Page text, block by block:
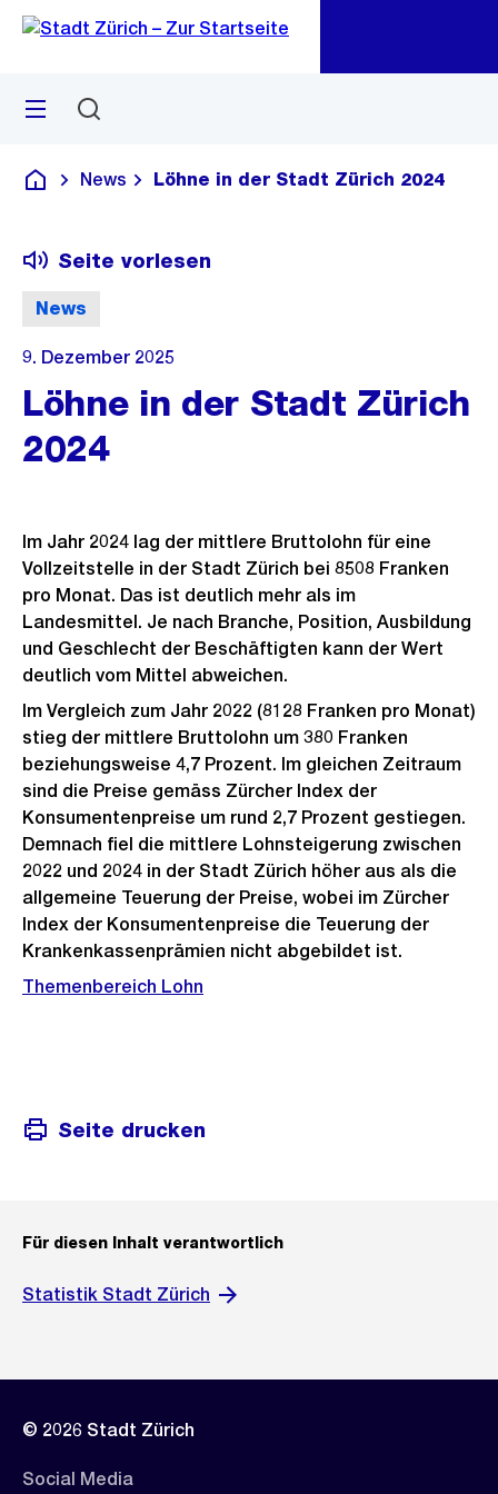
Navigation
Sprunglink
Menü
Deutsch
News Löhne in der Stadt Zürich 2024
News
Seite vorlesen
9. Dezember 2025
Löhne in der Stadt Zürich
2024
Im Jahr 2024 lag der mittlere Bruttolohn für eine
Vollzeitstelle in der Stadt Zürich bei 8508 Franken
pro Monat. Das ist deutlich mehr als im
Landesmittel. Je nach Branche, Position, Ausbildung
und Geschlecht der Beschäftigten kann der Wert
deutlich vom Mittel abweichen.
Im Vergleich zum Jahr 2022 (8128 Franken pro Monat)
stieg der mittlere Bruttolohn um 380 Franken
beziehungsweise 4,7 Prozent. Im gleichen Zeitraum
sind die Preise gemäss Zürcher Index der
Konsumentenpreise um rund 2,7 Prozent gestiegen.
Demnach fiel die mittlere Lohnsteigerung zwischen
2022 und 2024 in der Stadt Zürich höher aus als die
allgemeine Teuerung der Preise, wobei im Zürcher
Index der Konsumentenpreise die Teuerung der
Krankenkassenprämien nicht abgebildet ist.
Themenbereich Lohn
Seite drucken
Für diesen Inhalt verantwortlich
Statistik Stadt Zürich
© 2026 Stadt Zürich
Social Media